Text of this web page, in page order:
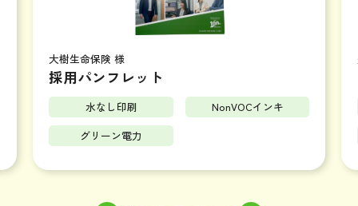
大樹生命保険 様
採用パンフレット
水なし印刷
NonVOCインキ
グリーン電力